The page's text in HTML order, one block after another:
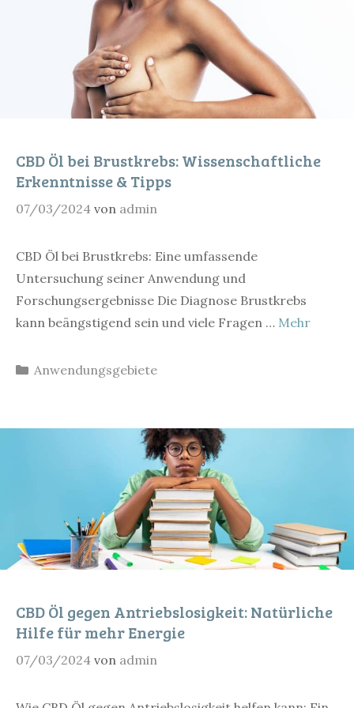
CBD Öl bei Brustkrebs: Wissenschaftliche
Erkenntnisse & Tipps
07/03/2024 von admin
CBD Öl bei Brustkrebs: Eine umfassende
Untersuchung seiner Anwendung und
Forschungsergebnisse Die Diagnose Brustkrebs
kann beängstigend sein und viele Fragen … Mehr
Kategorien
Anwendungsgebiete
CBD Öl gegen Antriebslosigkeit: Natürliche
Hilfe für mehr Energie
07/03/2024 von admin